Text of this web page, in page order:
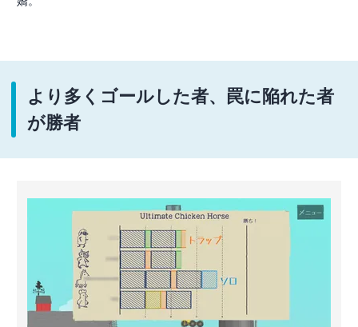
より多くゴールした者、罠に陥れた者
が勝者